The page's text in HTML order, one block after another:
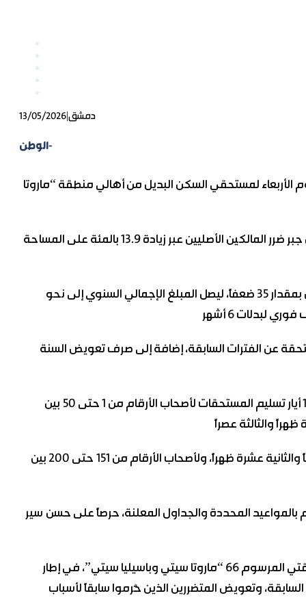
13/05/2026|دمشق
الوطن-
لمستحقي السكن البديل من أهالي منطقة “ماروتا
وفي تصريح لـ”الوطن” أكد “دكاك” وضع برنامج زمني مدروس لصرف المستحقات عن 6 أشهر وفق إجراءات تتضمن جبر ضرر المالكين الأصليين عبر زيادة 13.9 بالمئة على المساحة
ونوه إلى أن العمل على صرف المستحقات على دفعتين كل 6 أشهر، مضافاً إليها بدل الإيجار لمستحقي السكن البديل بمقدار 35 ضعفاً، ليصل المبلغ الإجمالي السنوي إلى نحو
الإجراءات تسليم البدلات المستحقة عن الفترات السابقة، إضافة إلى صرف تعويض السنة
وبيّنت أن عملية التسليم ستتم وفق جداول محددة حسب الأرقام التسلسلية للمستفيدين، حيث تم اليوم الأربعاء 13 أيار تسليم المستحقات لأصحاب الأرقام من 1 حتى 50 بين
هذا وتسلم يوم الخميس الـ14 من أيار الجاري المستحقات لأصحاب الأرقام من 101 حتى 150 بين الساعة التاسعة صباحاً والثانية عشرة ظهراً، ولأصحاب الأرقام من 151 حتى 200 بين
/66/، داعية جميع المستفيدين إلى الالتزام بالمواعيد المحددة والجداول المعلنة، حرصاً على حسن سير
وكانت محافظة دمشق أعلنت الأسبوع الماضي حزمة قرارات وإجراءات جديدة لمعالجة الإشكالات العالقة في منطقتي المرسوم 66 “ماروتا سيتي وباسيليا سيتي”، في إطار
وتعويض المتضررين الذين حُرموا سابقاً لأسباب